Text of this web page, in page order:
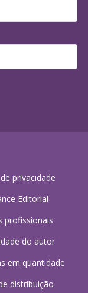
privacidade
Editorial
profissionais
do autor
em quantidade
distribuição